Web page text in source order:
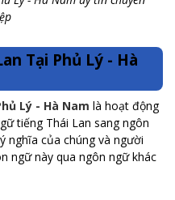
Tại Phủ Lý - Hà
Lý - Hà Nam là hoạt động
tiếng Thái Lan sang ngôn
nghĩa của chúng và người
ngữ này qua ngôn ngữ khác